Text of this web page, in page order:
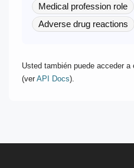
Medical profession role
Adverse drug reactions
Usted también puede acceder
(ver API Docs).